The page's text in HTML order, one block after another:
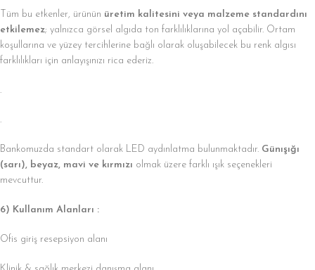
Tüm bu etkenler, ürünün üretim kalitesini veya malzeme standardını
etkilemez; yalnızca görsel algıda ton farklılıklarına yol açabilir. Ortam
koşullarına ve yüzey tercihlerine bağlı olarak oluşabilecek bu renk algısı
farklılıkları için anlayışınızı rica ederiz.
.
.
Bankomuzda standart olarak LED aydınlatma bulunmaktadır. Günışığı
(sarı), beyaz, mavi ve kırmızı olmak üzere farklı ışık seçenekleri
mevcuttur.
6) Kullanım Alanları :
Ofis giriş resepsiyon alanı